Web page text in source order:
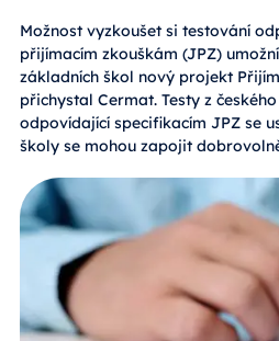
Možnost vyzkoušet si testování
přijímacím zkouškám (JPZ)
základních škol nový projekt
přichystal Cermat. Testy z
odpovídající specifikacím JPZ se
školy se mohou zapojit